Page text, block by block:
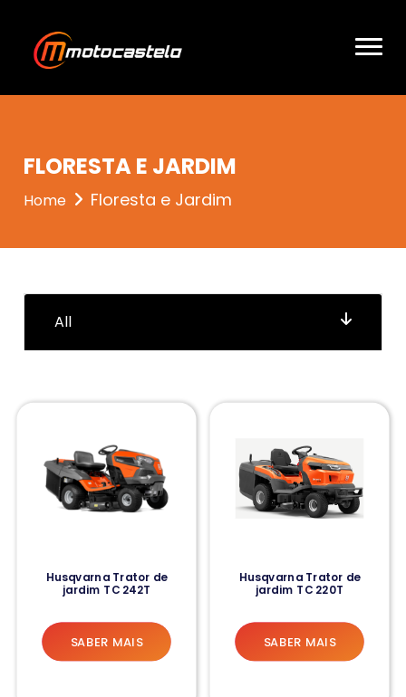
FLORESTA E JARDIM
Home Floresta e Jardim
All
Husqvarna Trator de
jardim TC 242T
SABER MAIS
Husqvarna Trator de
jardim TC 220T
SABER MAIS